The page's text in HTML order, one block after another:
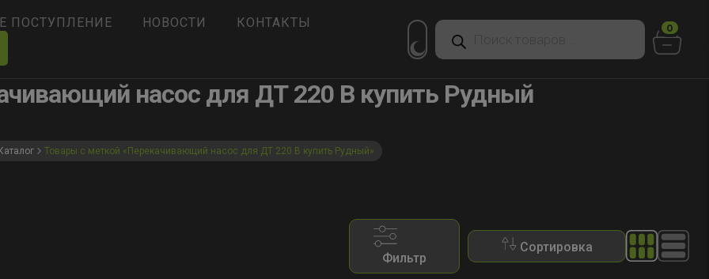
ПОСТУПЛЕНИЕ НОВОСТИ
КОНТАКТЫ
Поиск
товаров
0
насос для ДТ 220 В купить Рудный
Каталог Товары с меткой «Перекачивающий насос для ДТ 220 В купить Рудный»
Фильтр
Сортировка